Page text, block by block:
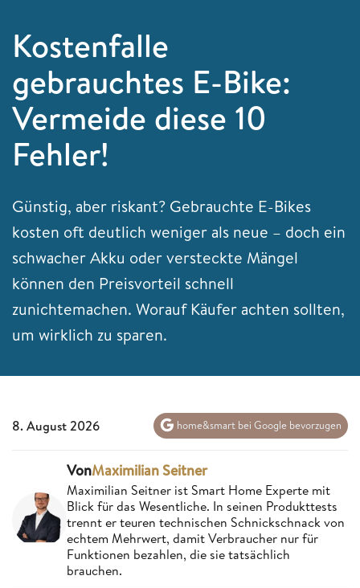
Kostenfalle
gebrauchtes E-Bike:
Vermeide diese 10
Fehler!
Günstig, aber riskant? Gebrauchte E-Bikes
kosten oft deutlich weniger als neue – doch ein
schwacher Akku oder versteckte Mängel
können den Preisvorteil schnell
zunichtemachen. Worauf Käufer achten sollten,
um wirklich zu sparen.
8. August 2026 home&smart bei Google bevorzugen
VonMaximilian Seitner
Maximilian Seitner ist Smart Home Experte mit
Blick für das Wesentliche. In seinen Produkttests
trennt er teuren technischen Schnickschnack von
echtem Mehrwert, damit Verbraucher nur für
Funktionen bezahlen, die sie tatsächlich
brauchen.